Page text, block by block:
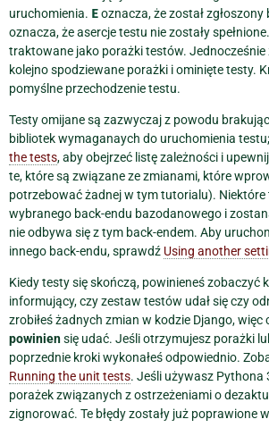
uruchomienia. Eoznacza, że został
oznacza, że asercje testu nie zostały
traktowane jako porażki testów. Jednocześnie
kolejno spodziewane porażki i ominięte testy.
pomyślne przechodzenie testu.
Testy omijane są zazwyczaj z powodu
bibliotek wymaganaych do uruchomienia
the tests, aby obejrzeć listę zależności i
te, które są związane ze zmianami, które
potrzebować żadnej w tym tutorialu). Niektóre
wybranego back-endu bazodanowego i
nie odbywa się z tym back-endem. Aby
innego back-endu, sprawdź Using another
Kiedy testy się skończą, powinieneś zobaczyć
informujący, czy zestaw testów udał się czy
zrobiłeś żadnych zmian w kodzie Django, więc
powiniensię udać. Jeśli otrzymujesz porażki
poprzednie kroki wykonałeś odpowiednio.
Running the unit tests. Jeśli używasz Pythona
porażek związanych z ostrzeżeniami o
zignorować. Te błędy zostały już poprawione